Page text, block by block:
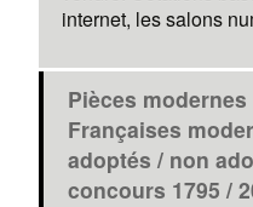
internet, les salons
Pièces modernes
Françaises
adoptés / non
concours 1795 /